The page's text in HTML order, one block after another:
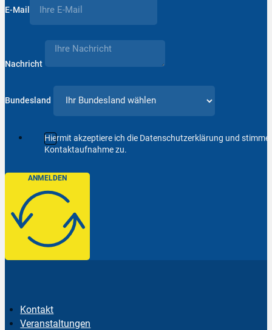
E-Mail
Nachricht
Bundesland
Hiermit akzeptiere ich die Datenschutzerklärung und
Kontaktaufnahme zu.
ANMELDEN
Kontakt
Veranstaltungen